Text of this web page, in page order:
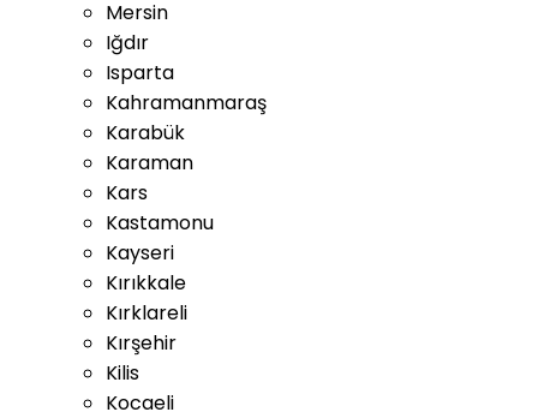
Mersin
Iğdır
Isparta
Kahramanmaraş
Karabük
Karaman
Kars
Kastamonu
Kayseri
Kırıkkale
Kırklareli
Kırşehir
Kilis
Kocaeli